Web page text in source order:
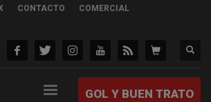
CONTACTO
COMERCIAL
GOL Y BUEN TRATO